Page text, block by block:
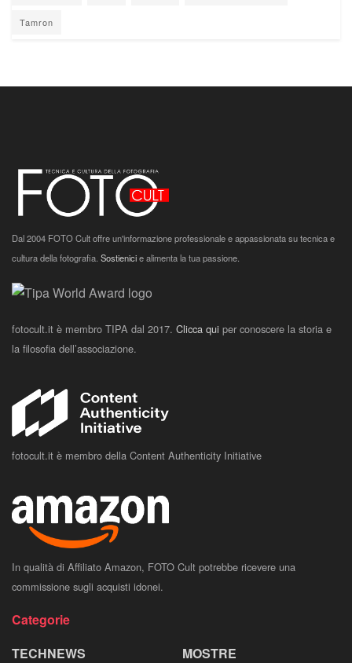
Tamron
Dal 2004 FOTO Cult offre un'informazione professionale e appassionata su tecnica e
cultura della fotografia. Sostienicie alimenta la tua passione.
fotocult.it è membro TIPA dal 2017. Clicca qui per conoscere la storia e
la filosofia dell’associazione.
fotocult.it è membro della Content Authenticity Initiative
In qualità di Affiliato Amazon, FOTO Cult potrebbe ricevere una
commissione sugli acquisti idonei.
Categorie
TECHNEWS
MOSTRE